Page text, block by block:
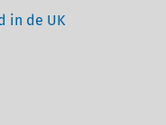
in de UK